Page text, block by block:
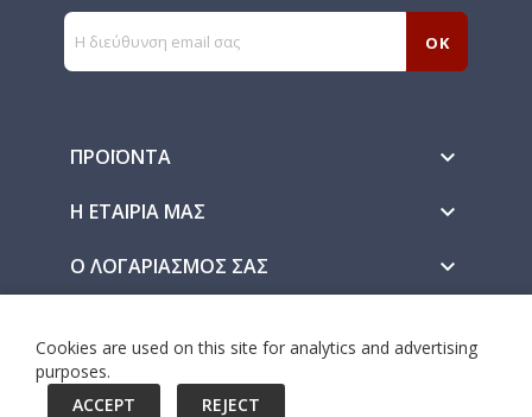
Cookies are used on this site for analytics and advertising
purposes.
ACCEPT
REJECT
ΠΡΟΪΌΝΤΑ 
Η ΕΤΑΙΡΊΑ ΜΑΣ 
Ο ΛΟΓΑΡΙΑΣΜΌΣ ΣΑΣ 
© 2026 - Site by eshirt.gr™